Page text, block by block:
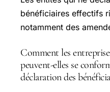
bénéficiaires effectifs
notamment des
Comment les
peuvent-elles se
déclaration des